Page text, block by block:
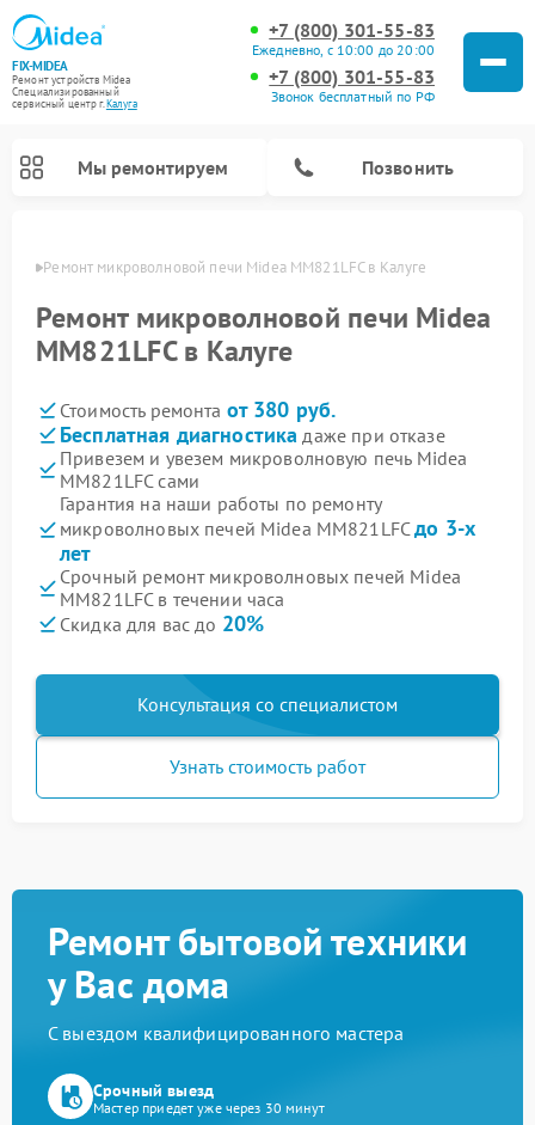
FIX-MIDEA
Ремонт устройств Midea
Специализированный
cервисный центр г.Калуга
+7 (800) 301-55-83
Ежедневно, с 10:00 до 20:00
+7 (800) 301-55-83
Звонок бесплатный по РФ
Мы ремонтируем Позвонить
Ремонт микроволновой печи Midea MM821LFC в Калуге
Ремонт микроволновой печи Midea
MM821LFC в Калуге
Стоимость ремонта от 380 руб.
Бесплатная диагностика даже при отказе
Привезем и увезем микроволновую печь Midea
MM821LFC сами
Гарантия на наши работы по ремонту
микроволновых печей Midea MM821LFCдо 3-х
лет
Срочный ремонт микроволновых печей Midea
MM821LFC в течении часа
Скидка для вас до 20%
Консультация со специалистом
Узнать стоимость работ
Ремонт бытовой техники
у Вас дома
С выездом квалифицированного мастера
Срочный выезд
Мастер приедет уже через 30 минут